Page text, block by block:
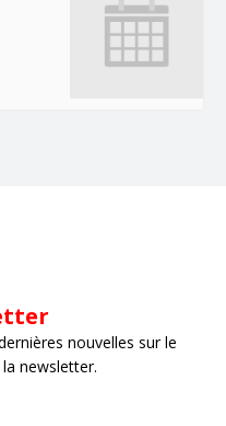
nouvelles sur le
newsletter.